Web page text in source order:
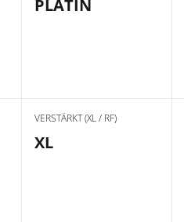
PLATIN
VERSTÄRKT (XL / RF)
XL